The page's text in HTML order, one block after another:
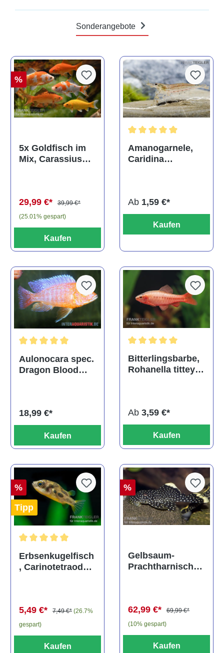
Sonderangebote
%
5x Goldfisch im
Mix, Carassius
29,99 €*
39,99 €*
(25.01% gespart)
Kaufen
Amanogarnele,
Caridina
Ab 1,59 €*
Kaufen
Durchschnittliche Bewertung von 5 von 5 Sternen
Aulonocara spec.
Dragon Blood
18,99 €*
Kaufen
Bitterlingsbarbe,
Rohanella titteya,
Ab 3,59 €*
Kaufen
%
Tipp
Durchschnittliche Bewertung von 5 von 5 Sternen
Erbsenkugelfisch
, Carinotetraodon
5,49 €* 7,49 €* (26.7%
gespart)
Kaufen
%
Gelbsaum-
Prachtharnischw
62,99 €*
69,99 €*
(10% gespart)
Kaufen